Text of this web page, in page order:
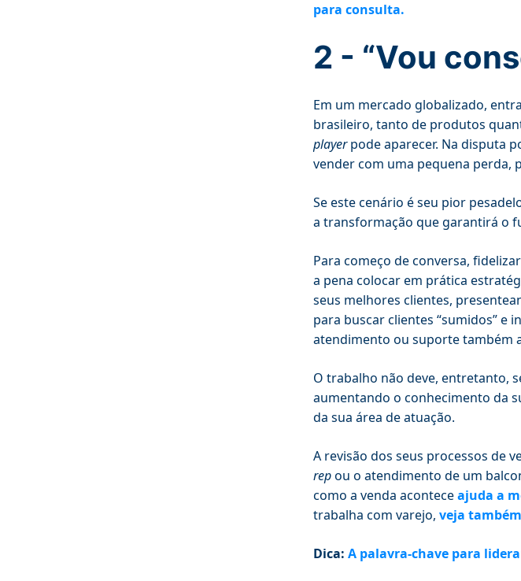
para consulta.
2 - “Vou
Em um mercado globalizado,
brasileiro, tanto de produtos
playerpode aparecer. Na disputa
vender com uma pequena perda,
Se este cenário é seu pior
a transformação que garantirá o
Para começo de conversa,
a pena colocar em prática
seus melhores clientes,
para buscar clientes “sumidos” e
atendimento ou suporte também
O trabalho não deve, entretanto,
aumentando o conhecimento da
da sua área de atuação.
A revisão dos seus processos de
repou o atendimento de um
como a venda aconteceajuda a
trabalha com varejo, veja
Dica: A palavra-chave para